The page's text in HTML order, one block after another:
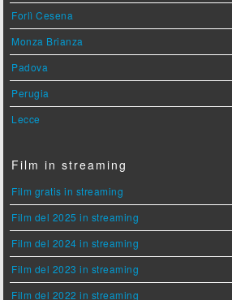
Forlì Cesena
Monza Brianza
Padova
Perugia
Lecce
Film in streaming
Film gratis in streaming
Film del 2025 in streaming
Film del 2024 in streaming
Film del 2023 in streaming
Film del 2022 in streaming